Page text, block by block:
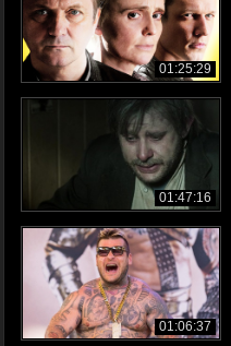
01:25:29
01:47:16
01:06:37